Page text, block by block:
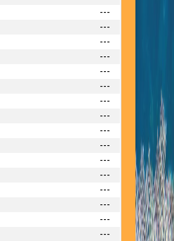
---
---
---
---
---
---
---
---
---
---
---
---
---
---
---
---